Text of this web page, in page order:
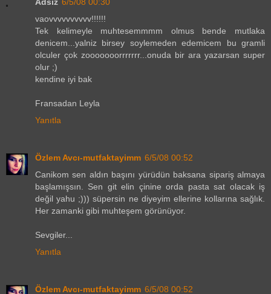
vaovvvvvvvvvv!!!!!!
Tek kelimeyle muhtesemmmm olmus bende mutlaka
denicem...yalniz birsey soylemeden edemicem bu gramli
olculer çok zooooooorrrrrrr...onuda bir ara yazarsan super
olur ;)
kendine iyi bak
Fransadan Leyla
Yanıtla
Özlem Avcı-mutfaktayimm 6/5/08 00:52
Canikom sen aldın başını yürüdün baksana sipariş almaya
başlamışsın. Sen git elin çinine orda pasta sat olacak iş
değil yahu ;))) süpersin ne diyeyim ellerine kollarına sağlık.
Her zamanki gibi muhteşem görünüyor.
Sevgiler...
Yanıtla
Özlem Avcı-mutfaktayimm 6/5/08 00:52